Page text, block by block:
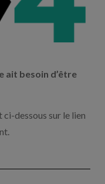
ait besoin d’être
dessous sur le lien